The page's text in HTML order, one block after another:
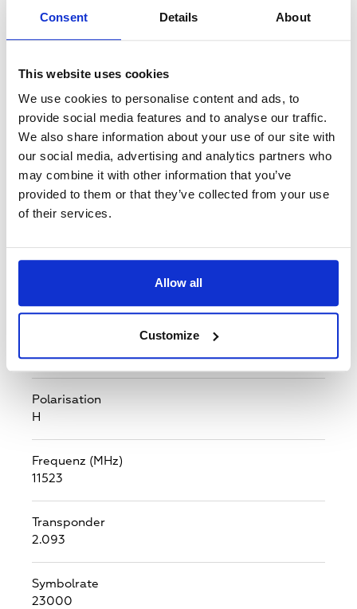
Consent Details About
This website uses cookies
We use cookies to personalise content and ads, to
provide social media features and to analyse our traffic.
We also share information about your use of our site with
our social media, advertising and analytics partners who
may combine it with other information that you’ve
provided to them or that they’ve collected from your use
of their services.
Allow all
Customize
Andorra, Albanien, Österreich,
Bosnien
und Herzegowina,
Dänemark, Algerien, Estland,
Finnland, Färöer Inseln,
Frankreich,
Guernsey,
Gibraltar, Griechenland,
Kroatien,
Jersey,
Luxemburg,
Marokko, Monaco, Moldawien, Montenegro,
Mazedonien, Malta, Niederlande,
Norwegen,
Polen, Portugal, Rumänien, Serbien, Russland,
Schweden, Slowenien,
Verschlüsselungssystem
None
Polarisation
H
Frequenz (MHz)
11523
Transponder
2.093
Symbolrate
23000